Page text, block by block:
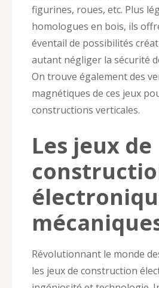
figurines, roues, etc. Plus
homologues en bois, ils
éventail de possibilités
autant négliger la sécurité
On trouve également des
magnétiques de ces jeux
constructions verticales.
Les jeux de
Révolutionnant le monde
les jeux de construction